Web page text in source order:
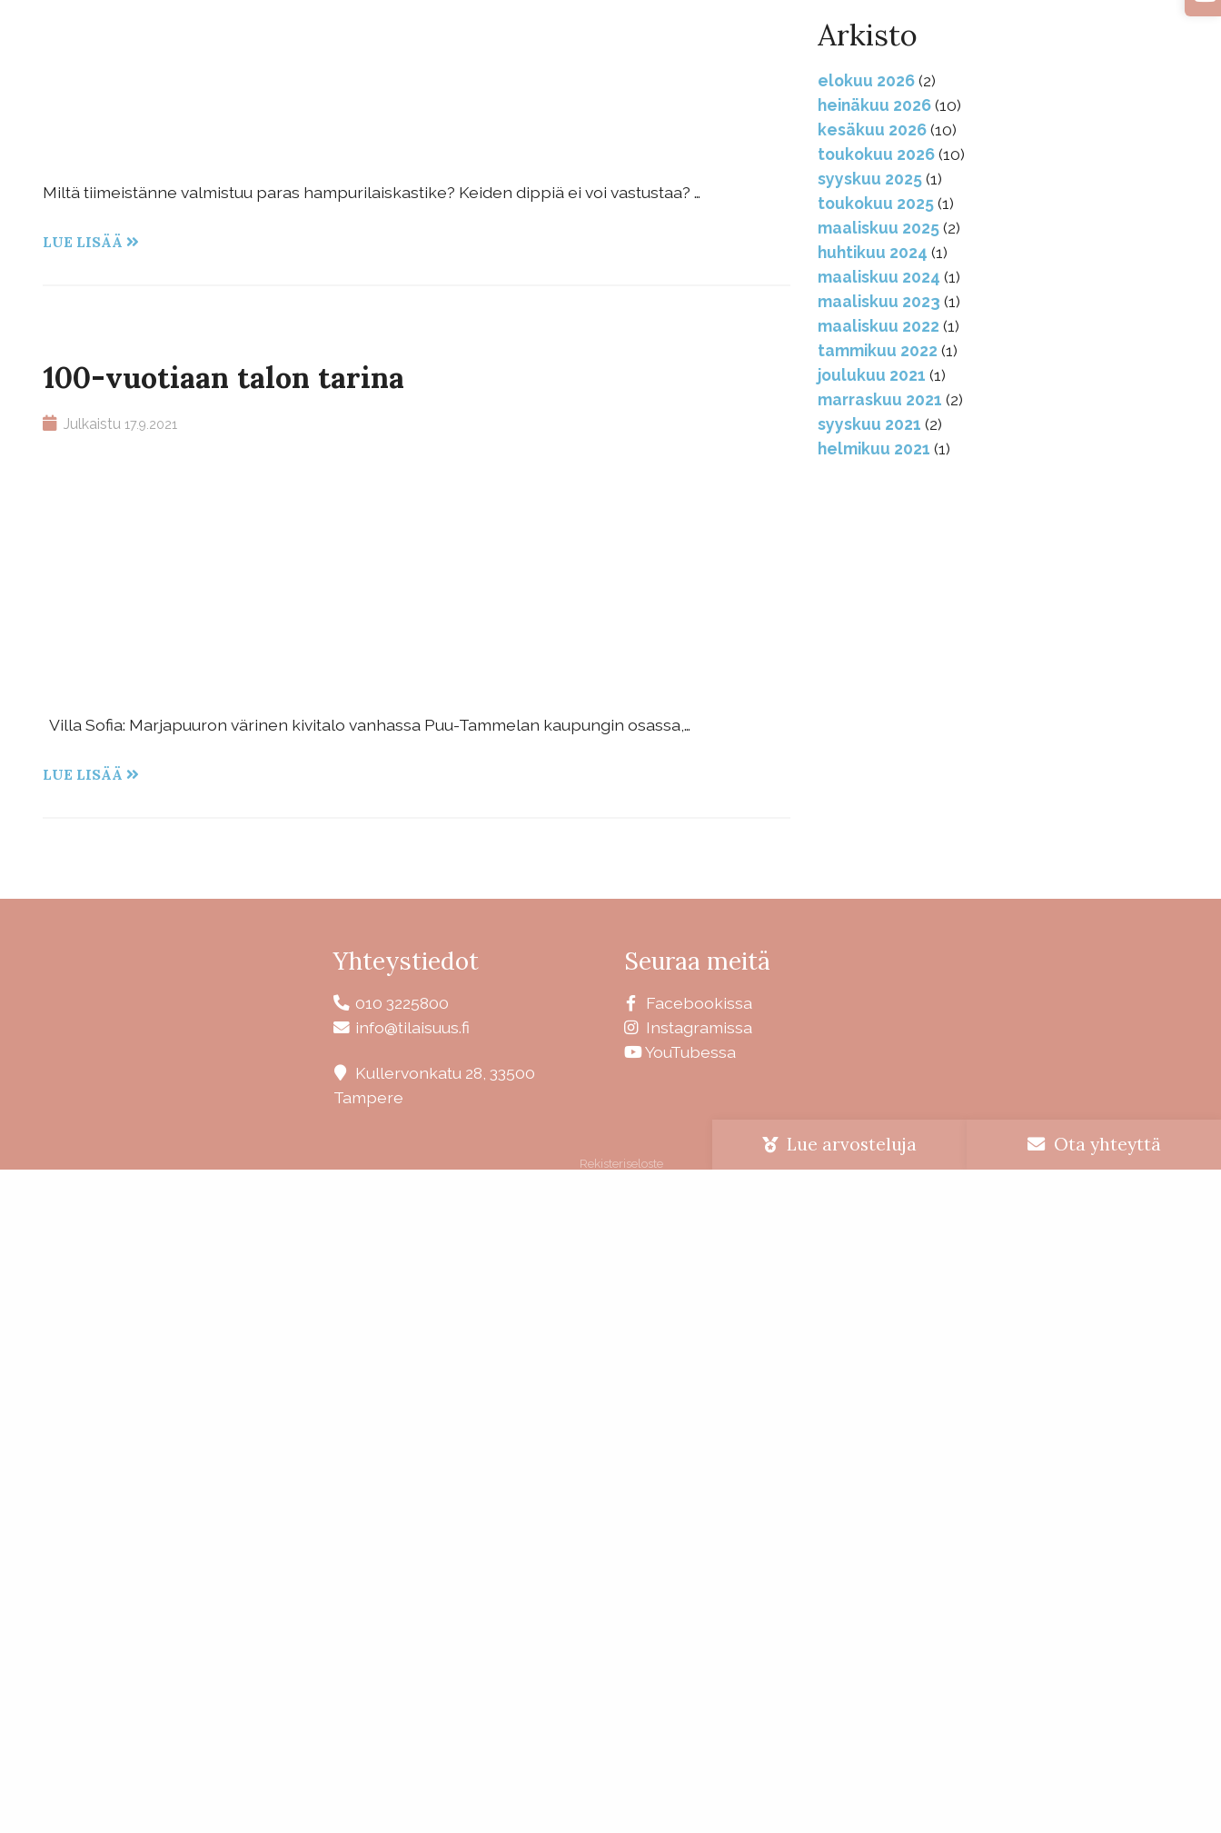
Miltä tiimeistänne valmistuu paras hampurilaiskastike? Keiden dippiä ei voi vastustaa? …
LUE LISÄÄ
100-vuotiaan talon tarina
Julkaistu 17.9.2021
Villa Sofia: Marjapuuron värinen kivitalo vanhassa Puu-Tammelan kaupungin osassa,…
LUE LISÄÄ
Arkisto
elokuu 2026(2)
heinäkuu 2026(10)
kesäkuu 2026(10)
toukokuu 2026(10)
syyskuu 2025(1)
toukokuu 2025(1)
maaliskuu 2025(2)
huhtikuu 2024 (1)
maaliskuu 2024 (1)
maaliskuu 2023 (1)
maaliskuu 2022 (1)
tammikuu 2022 (1)
joulukuu 2021 (1)
marraskuu 2021 (2)
syyskuu 2021 (2)
helmikuu 2021 (1)
Yhteystiedot
010 3225800
info@tilaisuus.fi
Kullervonkatu 28, 33500
Tampere
Seuraa meitä
Facebookissa
Instagramissa
YouTubessa
Rekisteriseloste
Lue arvosteluja Ota yhteyttä